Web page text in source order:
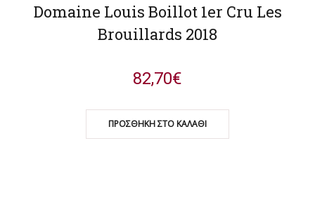
Domaine Louis Boillot 1er Cru Les
Brouillards 2018
ΠΡΟΣΘΉΚΗ ΣΤΟ ΚΑΛΆΘΙ
82,70€